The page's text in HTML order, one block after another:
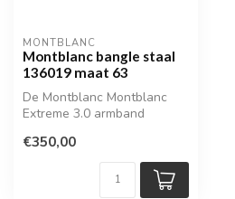
MONTBLANC
Montblanc bangle staal
136019 maat 63
De Montblanc Montblanc
Extreme 3.0 armband
modern ontwerp m...
€350,00